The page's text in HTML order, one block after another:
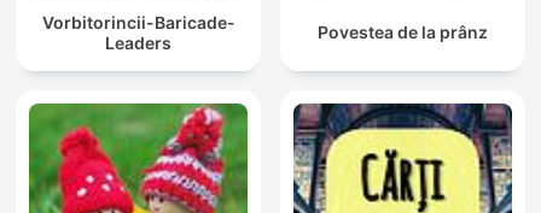
Vorbitorincii-Baricade-
Leaders
Povestea de la prânz